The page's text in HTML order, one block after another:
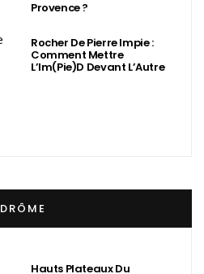
Provence ?
Rocher De Pierre Impie :
Comment Mettre
L’Im(Pie)d Devant L’Autre
DRÔME
Hauts Plateaux Du